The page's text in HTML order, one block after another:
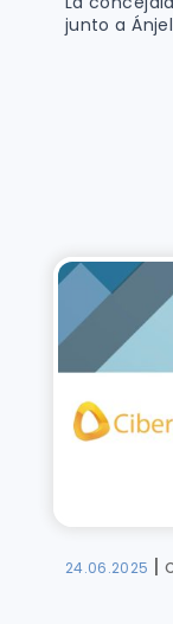
junto a Ánjel
24.06.2025 |